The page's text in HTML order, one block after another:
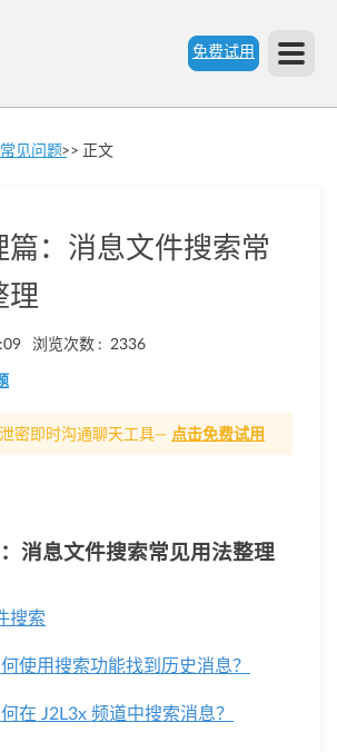
免费试用
常见问题>> 正文
篇：消息文件搜索常
理
浏览次数 : 2336
密即时沟通聊天工具— 点击免费试用
消息文件搜索常见用法整理
搜索
使用搜索功能找到历史消息？
在 J2L3x 频道中搜索消息？